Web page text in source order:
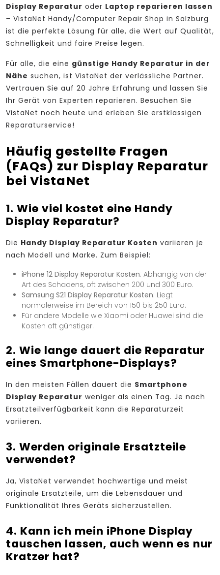
Display Reparatur oder Laptop reparieren lassen
– VistaNet Handy/Computer Repair Shop in Salzburg
ist die perfekte Lösung für alle, die Wert auf Qualität,
Schnelligkeit und faire Preise legen.
Für alle, die eine günstige Handy Reparatur in der
Nähe suchen, ist VistaNet der verlässliche Partner.
Vertrauen Sie auf 20 Jahre Erfahrung und lassen Sie
Ihr Gerät von Experten reparieren. Besuchen Sie
VistaNet noch heute und erleben Sie erstklassigen
Reparaturservice!
Häufig gestellte Fragen
(FAQs) zur Display Reparatur
bei VistaNet
1. Wie viel kostet eine Handy
Display Reparatur?
Die Handy Display Reparatur Kosten variieren je
nach Modell und Marke. Zum Beispiel:
iPhone 12 Display Reparatur Kosten: Abhängig von der
Art des Schadens, oft zwischen 200 und 300 Euro.
Samsung S21 Display Reparatur Kosten: Liegt
normalerweise im Bereich von 150 bis 250 Euro.
Für andere Modelle wie Xiaomi oder Huawei sind die
Kosten oft günstiger.
2. Wie lange dauert die Reparatur
eines Smartphone-Displays?
In den meisten Fällen dauert die Smartphone
Display Reparatur weniger als einen Tag. Je nach
Ersatzteilverfügbarkeit kann die Reparaturzeit
variieren.
3. Werden originale Ersatzteile
verwendet?
Ja, VistaNet verwendet hochwertige und meist
originale Ersatzteile, um die Lebensdauer und
Funktionalität Ihres Geräts sicherzustellen.
4. Kann ich mein iPhone Display
tauschen lassen, auch wenn es nur
Kratzer hat?